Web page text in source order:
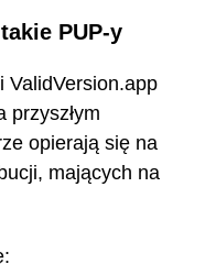
PUP-y
ValidVersion.app
przyszłym
opierają się na
mających na